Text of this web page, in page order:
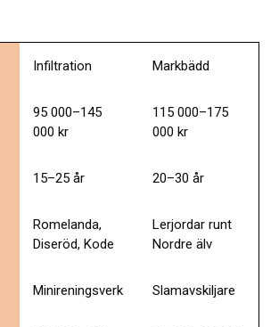
Infiltration Markbädd
95 000–145
000 kr
115 000–175
000 kr
15–25 år 20–30 år
Romelanda,
Diseröd, Kode
Lerjordar runt
Nordre älv
Minireningsverk Slamavskiljare